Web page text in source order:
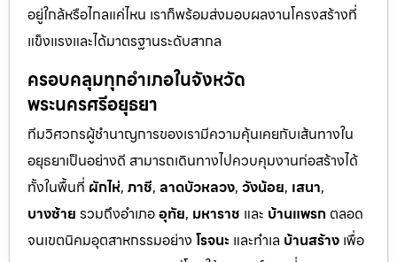
อยู่ใกล้หรือไกลแค่ไหน เราก็พร้อมส่งมอบผลงานโครงสร้างที่
แข็งแรงและได้มาตรฐานระดับสากล
ครอบคลุมทุกอำเภอในจังหวัด
พระนครศรีอยุธยา
ทีมวิศวกรผู้ชำนาญการของเรามีความคุ้นเคยกับเส้นทางใน
อยุธยาเป็นอย่างดี สามารถเดินทางไปควบคุมงานก่อสร้างได้
ทั้งในพื้นที่ ผักไห่, ภาชี, ลาดบัวหลวง, วังน้อย, เสนา,
บางซ้าย รวมถึงอำเภออุทัย, มหาราช และ บ้านแพรก ตลอด
จนเขตนิคมอุตสาหกรรมอย่าง โรจนะ และทำเล บ้านสร้าง เพื่อ